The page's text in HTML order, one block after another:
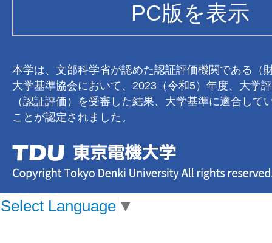
PC版を表示
本学は、文部科学省が認めた認証評価機関である（
大学基準協会において、2023（令和5）年度、大学
（認証評価）を受審した結果、大学基準に適合して
ことが認定されました。
Select Language ▼